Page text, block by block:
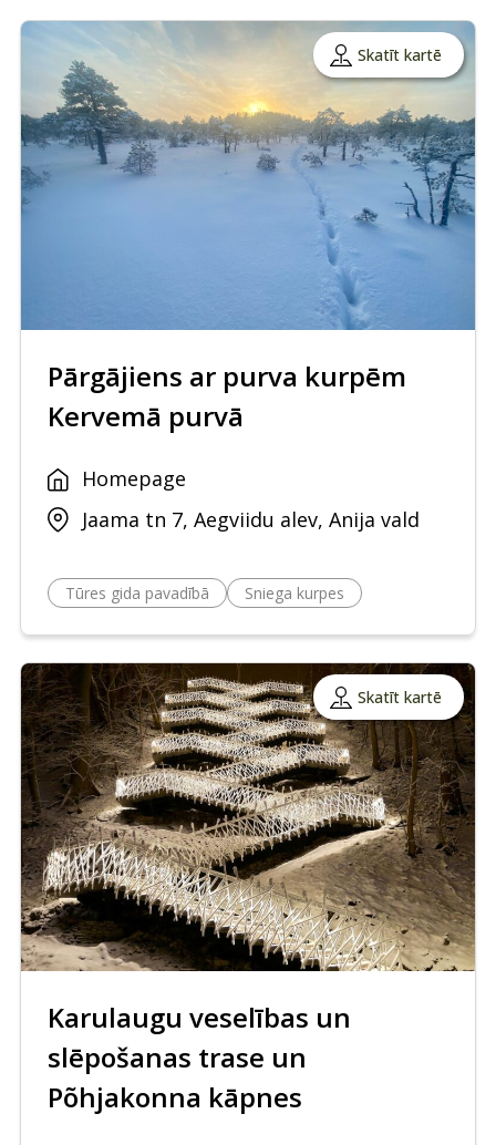
Skatīt kartē
Pārgājiens ar purva kurpēm
Kervemā purvā
Homepage
Jaama tn 7, Aegviidu alev, Anija vald
Tūres gida pavadībā Sniega kurpes
Skatīt kartē
Karulaugu veselības un
slēpošanas trase un
Põhjakonna kāpnes